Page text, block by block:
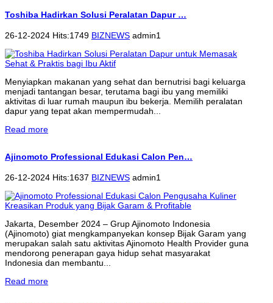
Toshiba Hadirkan Solusi Peralatan Dapur …
26-12-2024 Hits:1749 BIZNEWS admin1
Menyiapkan makanan yang sehat dan bernutrisi bagi keluarga
menjadi tantangan besar, terutama bagi ibu yang memiliki
aktivitas di luar rumah maupun ibu bekerja. Memilih peralatan
dapur yang tepat akan mempermudah...
Read more
Ajinomoto Professional Edukasi Calon Pen…
26-12-2024 Hits:1637 BIZNEWS admin1
Jakarta, Desember 2024 – Grup Ajinomoto Indonesia
(Ajinomoto) giat mengkampanyekan konsep Bijak Garam yang
merupakan salah satu aktivitas Ajinomoto Health Provider guna
mendorong penerapan gaya hidup sehat masyarakat
Indonesia dan membantu...
Read more